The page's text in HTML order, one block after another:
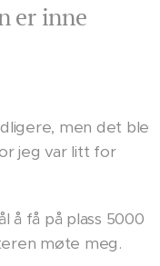
er inne
men det ble
jeg var litt for
å få på plass 5000
møte meg.